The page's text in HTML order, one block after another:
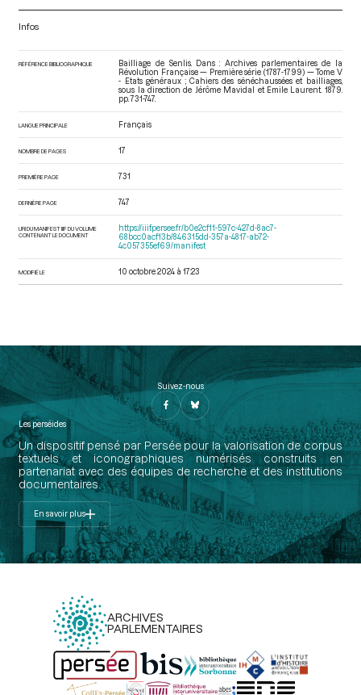
Infos
RÉFÉRENCE BIBLIOGRAPHIQUE
Bailliage de Senlis. Dans : Archives parlementaires de la
Révolution Française — Première série (1787-1799) — Tome V
- Etats généraux ; Cahiers des sénéchaussées et bailliages,
sous la direction de Jérôme Mavidal et Emile Laurent. 1879.
pp. 731-747.
LANGUE PRINCIPALE Français
NOMBRE DE PAGES 17
PREMIÈRE PAGE 731
DERNIÈRE PAGE 747
URI DU MANIFEST IIIF DU VOLUME
CONTENANT LE DOCUMENT
https://iiif.persee.fr/b0e2cf11-597c-427d-8ac7-
68bcc0acf13b/846315dd-357a-4817-ab72-
4c057355ef69/manifest
MODIFIÉ LE 10 octobre 2024 à 17:23
Suivez-nous
Les perséides
Un dispositif pensé par Persée pour la valorisation de corpus
textuels et iconographiques numérisés construits en
partenariat avec des équipes de recherche et des institutions
documentaires.
En savoir plus
ARCHIVES
PARLEMENTAIRES